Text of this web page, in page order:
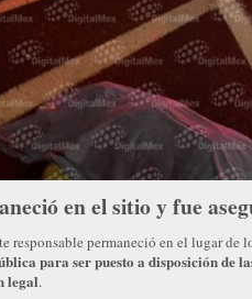
en el sitio y fue
responsable permaneció en el lugar de
para ser puesto a disposición de
legal.